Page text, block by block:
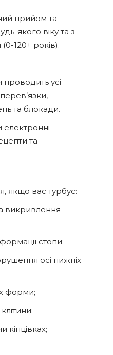
прийом та
якого віку та з
120+ років).
усі
та блокади.
електронні
та
якщо вас турбує:
викривлення
стопи;
осі нижніх
форми;
кінцівках;